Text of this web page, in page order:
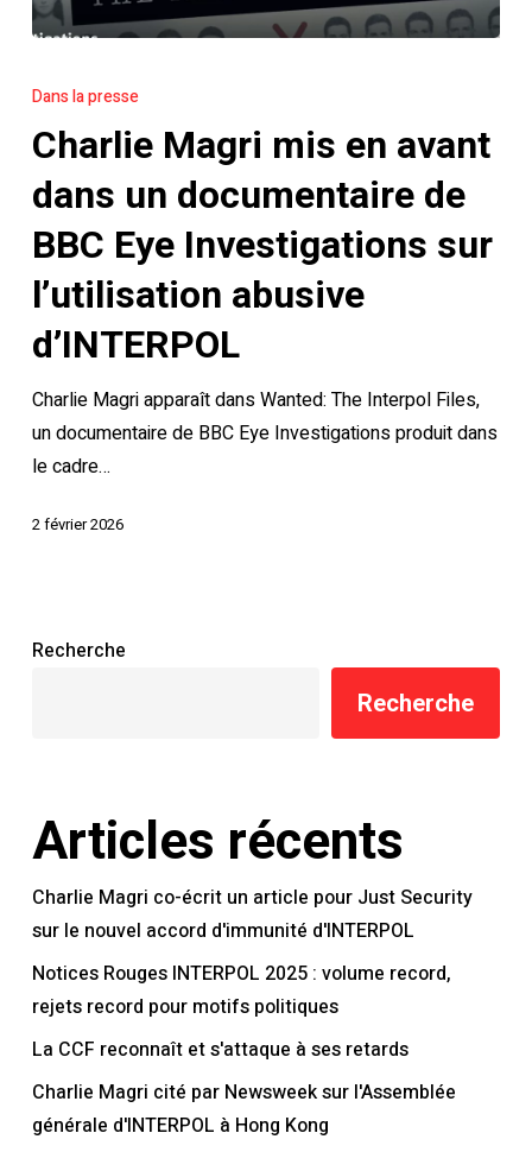
Magri
en
avant
un
documentaire
BBC
Eye
Investigations
sur
abusive
Dans la presse
Charlie Magri mis en avant
dans un documentaire de
BBC Eye Investigations sur
l’utilisation abusive
d’INTERPOL
Charlie Magri apparaît dans Wanted: The Interpol Files,
un documentaire de BBC Eye Investigations produit dans
le cadre…
2 février 2026
Recherche
Recherche
Articles récents
Charlie Magri co-écrit un article pour Just Security
sur le nouvel accord d'immunité d'INTERPOL
Notices Rouges INTERPOL 2025 : volume record,
rejets record pour motifs politiques
La CCF reconnaît et s'attaque à ses retards
Charlie Magri cité par Newsweek sur l'Assemblée
générale d'INTERPOL à Hong Kong